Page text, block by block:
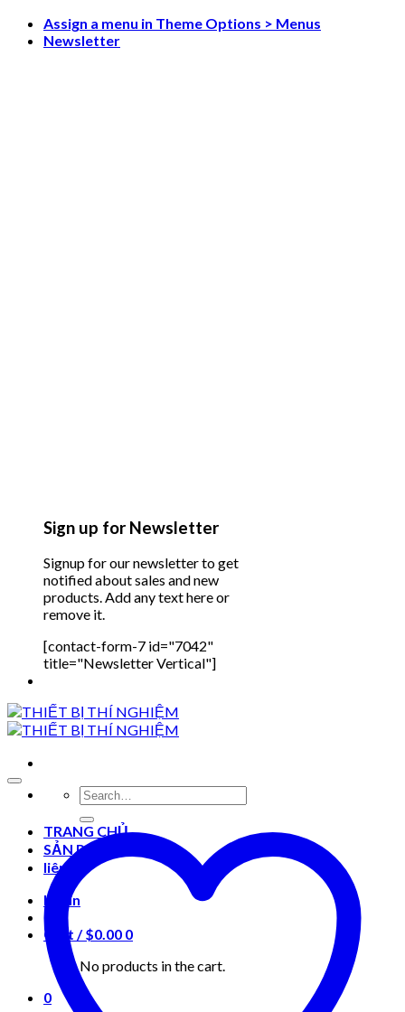
Skip
Assign a menu in Theme Options > Menus
Newsletter
Sign up for Newsletter
Signup for our newsletter to get
notified about sales and new
products. Add any text here or
remove it.
[contact-form-7 id="7042"
title="Newsletter Vertical"]
Search
for:
TRANG CHỦ
SẢN PHẨM
liên hệ
Login
Cart /$0.00 0
No products in the cart.
0